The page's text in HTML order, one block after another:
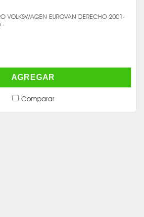
VOLKSWAGEN EUROVAN DERECHO 2001-
-
AGREGAR
Comparar